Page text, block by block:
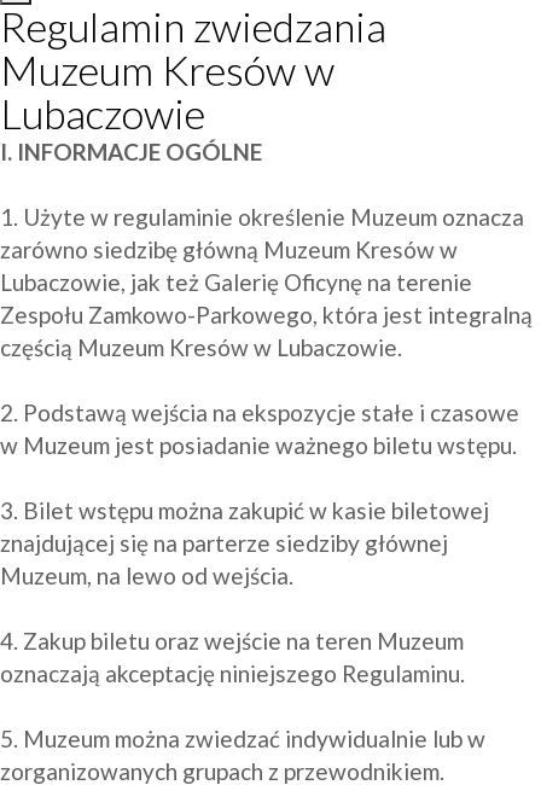
Regulamin zwiedzania
Muzeum Kresów w
Lubaczowie
I. INFORMACJE OGÓLNE
1. Użyte w regulaminie określenie Muzeum oznacza
zarówno siedzibę główną Muzeum Kresów w
Lubaczowie, jak też Galerię Oficynę na terenie
Zespołu Zamkowo-Parkowego, która jest integralną
częścią Muzeum Kresów w Lubaczowie.
2. Podstawą wejścia na ekspozycje stałe i czasowe
w Muzeum jest posiadanie ważnego biletu wstępu.
3. Bilet wstępu można zakupić w kasie biletowej
znajdującej się na parterze siedziby głównej
Muzeum, na lewo od wejścia.
4. Zakup biletu oraz wejście na teren Muzeum
oznaczają akceptację niniejszego Regulaminu.
5. Muzeum można zwiedzać indywidualnie lub w
zorganizowanych grupach z przewodnikiem.